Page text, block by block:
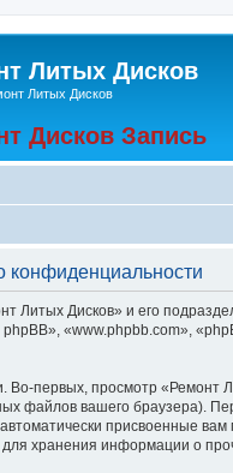
Литых Дисков
Литых Дисков
Дисков Запись
конфиденциальности
Литых Дисков» и его
«www.phpbb.com»,
первых, просмотр «Ремонт
файлов вашего браузера).
присвоенные
хранения информации о